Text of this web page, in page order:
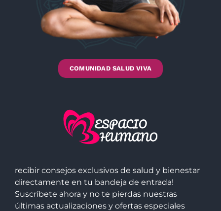
COMUNIDAD SALUD VIVA
recibir consejos exclusivos de salud y bienestar
directamente en tu bandeja de entrada!
Suscríbete ahora y no te pierdas nuestras
últimas actualizaciones y ofertas especiales